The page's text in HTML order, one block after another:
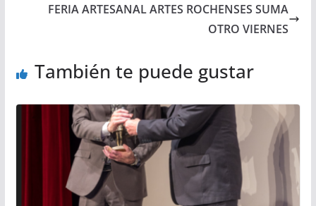
FERIA ARTESANAL ARTES ROCHENSES SUMA
OTRO VIERNES
También te puede gustar